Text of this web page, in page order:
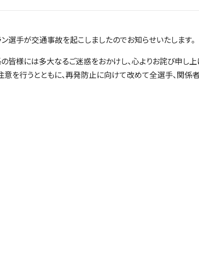
選手が交通事故を起こしましたのでお知らせいたします。
皆様には多大なるご迷惑をおかけし、心よりお詫び申し上
意を行うとともに、再発防止に向けて改めて全選手、関